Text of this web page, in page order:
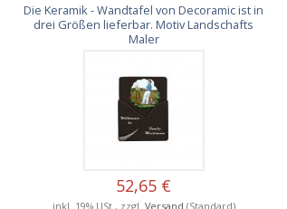
Die Keramik - Wandtafel von Decoramic ist in
drei Größen lieferbar. Motiv Landschafts
Maler
52,65 €
inkl. 19% USt., zzgl. Versand (Standard)